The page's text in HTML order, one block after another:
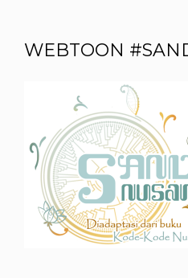
WEBTOON